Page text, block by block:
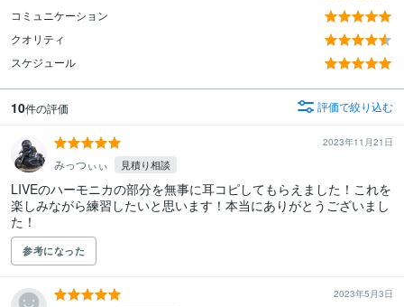
コミュニケーション
クオリティ
スケジュール
10件の評価 評価で絞り込む
2023年11月21日
みっつぃぃ 見積り相談
LIVEのハーモニカの部分を無事に耳コピしてもらえました！これを
楽しみながら練習したいと思います！本当にありがとうございまし
た！
参考になった
2023年5月3日